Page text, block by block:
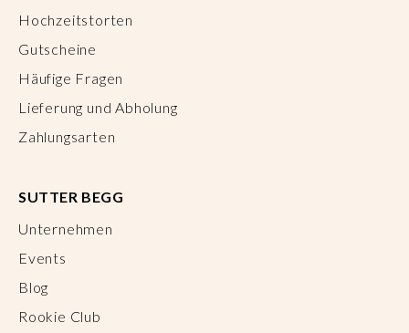
Hochzeitstorten
Gutscheine
Häufige Fragen
Lieferung und Abholung
Zahlungsarten
SUTTER BEGG
Unternehmen
Events
Blog
Rookie Club